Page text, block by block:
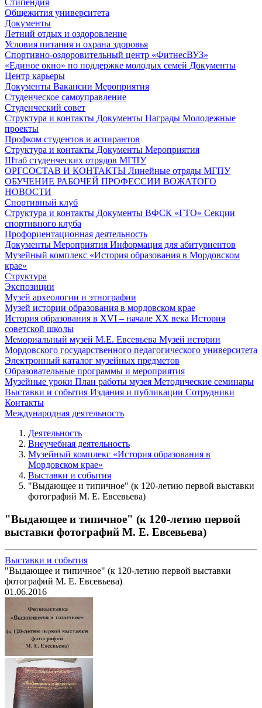
Общежития университета
Документы
Летний отдых и оздоровление
Условия питания и охрана здоровья
Спортивно-оздоровительный центр «ФитнесВУЗ»
«Единое окно» по поддержке молодых семей Документы
Центр карьеры
Документы Вакансии Мероприятия
Студенческое самоуправление
Студенческий совет
Структура и контакты Документы Награды Молодежные
проекты
Профком студентов и аспирантов
Структура и контакты Документы Мероприятия
Штаб студенческих отрядов МГПУ
ОРГСОСТАВ И КОНТАКТЫ Линейные отряды МГПУ
ОБУЧЕНИЕ РАБОЧЕЙ ПРОФЕССИИ ВОЖАТОГО
НОВОСТИ
Спортивный клуб
Структура и контакты Документы ВФСК «ГТО» Секции
спортивного клуба
Профориентационная деятельность
Документы Мероприятия Информация для абитуриентов
Музейный комплекс «История образования в Мордовском
крае»
Структура
Экспозиции
Музей археологии и этнографии
Музей истории образования в мордовском крае
История образования в XVI – начале XX века История
советской школы
Мемориальный музей М.Е. Евсевьева Музей истории
Мордовского государственного педагогического университета
Электронный каталог музейных предметов
Образовательные программы и мероприятия
Музейные уроки План работы музея Методические семинары
Выставки и события Издания и публикации Сотрудники
Контакты
Международная деятельность
Деятельность
Внеучебная деятельность
Музейный комплекс «История образования в
Мордовском крае»
Выставки и события
"Выдающее и типичное" (к 120-летию первой выставки
фотографий М. Е. Евсевьева)
"Выдающее и типичное" (к 120-летию первой
выставки фотографий М. Е. Евсевьева)
Выставки и события
"Выдающее и типичное" (к 120-летию первой выставки
фотографий М. Е. Евсевьева)
01.06.2016